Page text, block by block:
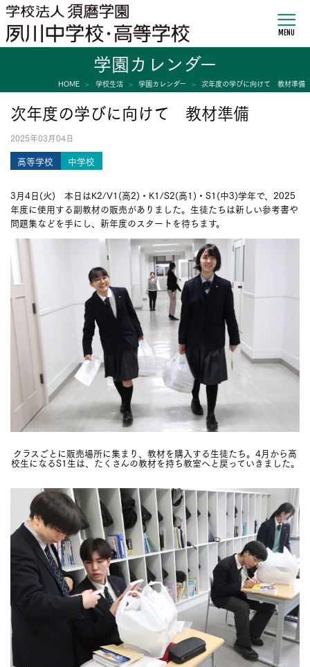
MENU
学園カレンダー
HOME 学校生活 学園カレンダー 次年度の学びに向けて 教材準備
次年度の学びに向けて 教材準備
2025年03月04日
高等学校 中学校
3月4日(火) 本日はK2/V1(高2)・K1/S2(高1)・S1(中3)学年で、2025
年度に使用する副教材の販売がありました。生徒たちは新しい参考書や
問題集などを手にし、新年度のスタートを待ちます。
クラスごとに販売場所に集まり、教材を購入する生徒たち。4月から高
校生になるS1生は、たくさんの教材を持ち教室へと戻っていきました。